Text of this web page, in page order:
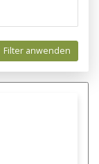
Filter anwenden